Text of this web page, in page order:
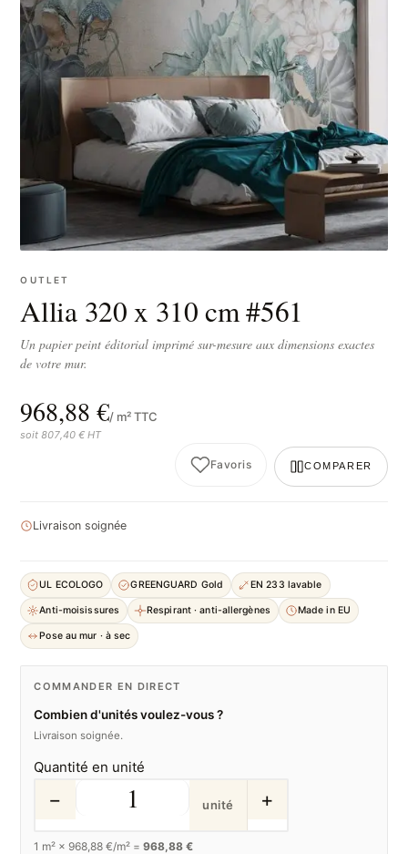
OUTLET
Allia 320 x 310 cm #561
Un papier peint éditorial imprimé sur-mesure aux dimensions exactes
de votre mur.
968,88 €/ m² TTC
soit 807,40 € HT
Favoris COMPARER
Livraison soignée
UL ECOLOGO GREENGUARD Gold EN 233 lavable
Anti-moisissures Respirant · anti-allergènes Made in EU
Pose au mur · à sec
COMMANDER EN DIRECT
Combien d'unités voulez-vous ?
Livraison soignée.
Quantité en unité
− unité +
1 m² ×968,88 €/m² =968,88 €